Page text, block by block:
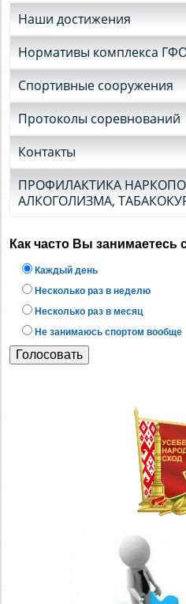
Наши достижения
Нормативы комплекса
Спортивные сооружения
Протоколы соревнований
Контакты
ПРОФИЛАКТИКА
АЛКОГОЛИЗМА,
Как часто Вы занимаетесь
Каждый день
Несколько раз в неделю
Несколько раз в месяц
Не занимаюсь спортом вообще